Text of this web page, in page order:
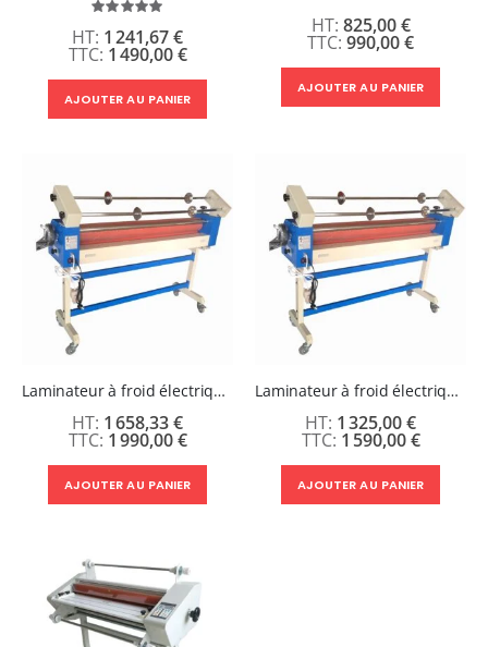
Évaluation:
1 490,00 €
1 241,67 €
AJOUTER AU PANIER
990,00 €
825,00 €
AJOUTER AU PANIER
Laminateur à froid électrique de laize 1600 mm avec porte-film
1 990,00 €
1 658,33 €
AJOUTER AU PANIER
Laminateur à froid électrique de laize 1300 mm avec porte-film
1 590,00 €
1 325,00 €
AJOUTER AU PANIER